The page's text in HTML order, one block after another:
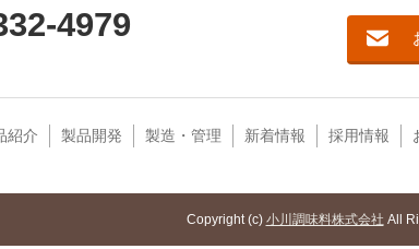
4979
紹介 製品開発 製造・管理 新着情報 採用情報
Copyright (c) 小川調味料株式会社 All